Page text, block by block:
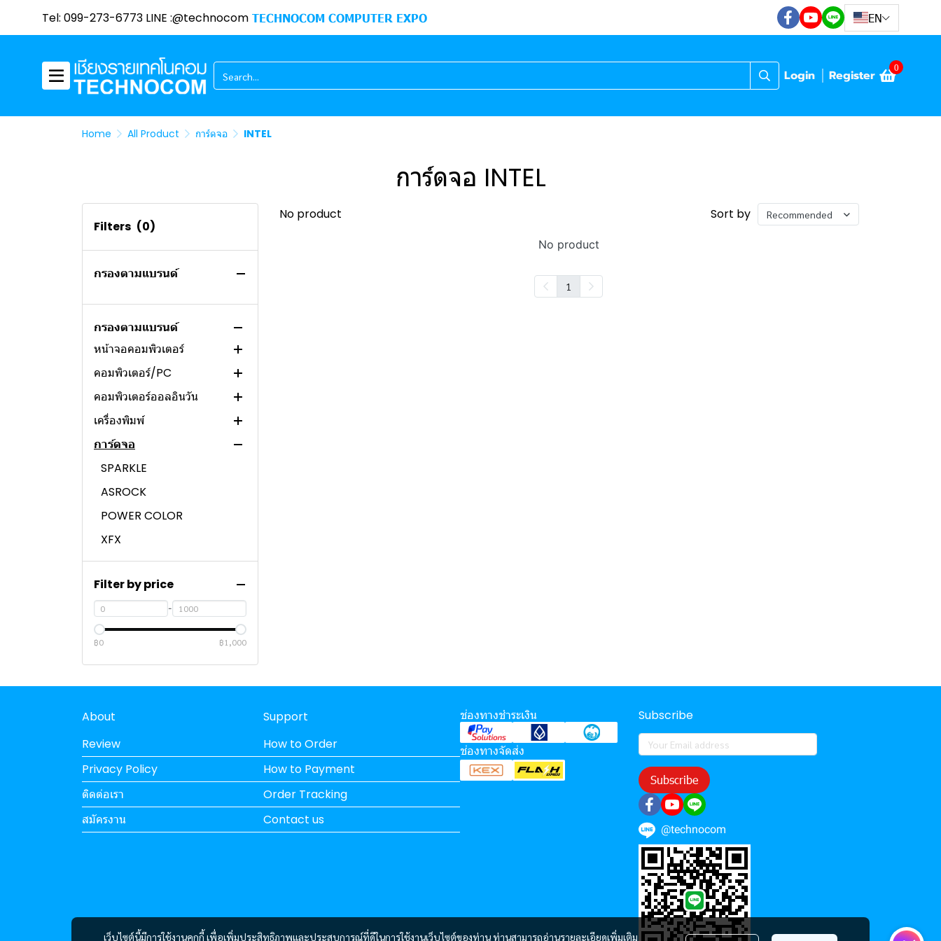
Tel: 099-273-6773 LINE :@technocom TECHNOCOM COMPUTER EXPO EN
Login Register 0
Home All Product การ์ดจอ INTEL
การ์ดจอ INTEL
Filters (0)
กรองตามแบรนด์
กรองตามแบรนด์
TENDA
PROMOTION
พาวเวอร์ซัพพลาย
Monitor Promotion
All in One Pc Promotion
เครื่องจักรเย็บผ้า
ARCTIC
PC
COOLING
CASE
SSD
MAINBOARD
CPU
NOTEBOOK
SYNOLOGY
SALE
โน๊ตบุ๊ค
HP NOTEBOOK
HP NOTEBOOK (AMD)
HP NOTEBOOK (INTEL)
ASUS NOTEBOOK
ASUS NOTEBOOK (AMD)
ASUS NOTBOOK (INTEL)
MSI NOTEBOOK
MSI NOTEBOOK (AMD)
MSI NOTEBOOK (INTEL)
DELL NOTEBOOK
DELL NOTEBOOK (AMD)
DELL NOTEBOOK (INTEL)
LENOVO NOTEBOOK
LENOVO NOTEBOOK
(AMD)
LENOVO NOTEBOOK
ACER NOTEBOOK
ACER NOTEBOOK
(INTEL)
ACER NOTEBOOK (AMD)
APPLE MACBOOK
หน้าจอคอมพิวเตอร์
DAHUA
ACER
ViewSonic
HIKVISION
LG
DELL
ASUS
HP
LENOVO
MSI
COOLER MASTER
ASROCK
คอมพิวเตอร์/PC
MSI
NVIDIA
ACER
ACER (INTEL)
ACER (AMD)
INTEL NUC
LEMEL PC
LEMEL PC (AMD)
LEMEL PC (INTEL)
LENOVO PC
LENOVO PC (AMD)
LENOVO PC (INTEL)
DELL PC
DELL PC (AMD)
DELL PC (INTEL)
ASUS PC
NVIDIA
ASUS PC (AMD)
ASUS PC (INTEL)
APPLE
HP PC
HP PC (AMD)
คอมพิวเตอร์ออลอินวัน
ACER
ACER (INTEL)
ACER (AMD)
LENOVO
LENOVO (AMD)
LENOVO (INTEL)
HP
HP (AMD)
HP (INTEL)
ASUS
ASUS (AMD)
ASUS (INTEL)
DELL
DELL (AMD)
DELL (INTEL)
เครื่องพิมพ์
PANTUM
EPSON
HP
BROTHER
CANON
FUJIFILM
การ์ดจอ
SPARKLE
ASROCK
POWER COLOR
XFX
COLORFUL
SAPPHIRE
PALIT
ASUS
INTEL
POWERCOLOR
GALAX
MSI
CPU
DEEPCOOL
VIEWSONIC
PORT HUB
Filter by price
-
฿0 ฿1,000
No product Sort by Recommended
No product
1
เว็บไซต์นี้มีการใช้งานคุกกี้ เพื่อเพิ่มประสิทธิภาพและประสบการณ์ที่ดีในการใช้งานเว็บไซต์ของท่าน ท่านสามารถอ่านรายละเอียดเพิ่มเติม
About
Review
Privacy Policy
ติดต่อเรา
สมัครงาน
Support
How to Order
How to Payment
Order Tracking
Contact us
ช่องทางชำระเงิน
ช่องทางจัดส่ง
Subscribe
Subscribe
@technocom